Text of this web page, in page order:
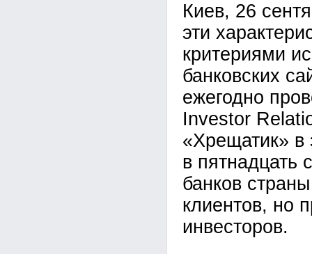
Киев, 26
эти
критериями
банковских
ежегодно
Investor
«Хрещатик» в
в пятнадцать
банков
клиентов, но
инвесторов.